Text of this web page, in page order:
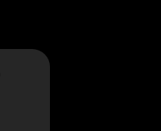
выбору для разных